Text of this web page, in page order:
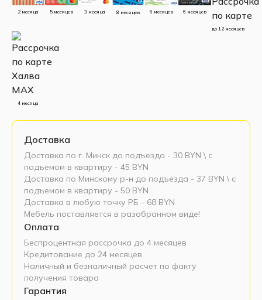
2 месяца 5 месяцев 3 месяца 8 месяцев 6 месяцев 6 месяцев
до 12 месяцев
4 месяца
Доставка
Доставка по г. Минск до подъезда - 30 BYN \ c
подъемом в квартиру - 45 BYN
Доставка по Минскому р-н до подъезда - 37 BYN \ c
подъемом в квартиру - 50 BYN
Доставка в любую точку РБ - 68 BYN
Мебель поставляется в разобранном виде!
Оплата
Беспроцентная рассрочка до 4 месяцев
Кредитование до 24 месяцев
Наличный и безналичный расчет по факту
получения товара
Гарантия